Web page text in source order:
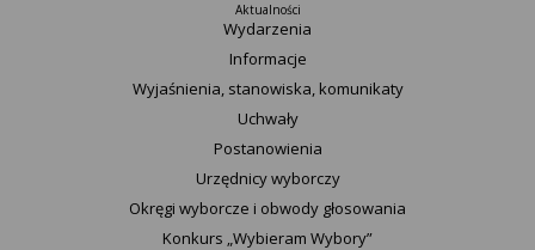
Aktualności
Wydarzenia
Informacje
Wyjaśnienia, stanowiska, komunikaty
Uchwały
Postanowienia
Urzędnicy wyborczy
Okręgi wyborcze i obwody głosowania
Konkurs „Wybieram Wybory”